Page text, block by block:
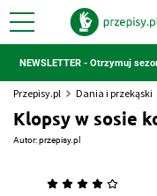
NEWSLETTER - Otrzymuj
Przepisy.pl Dania i przekąski
Klopsy w sosie
Autor:przepisy.pl